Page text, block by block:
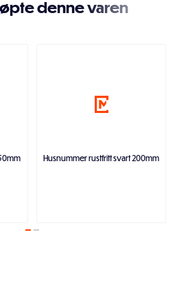
denne varen
Husnummer rustfritt svart 200mm